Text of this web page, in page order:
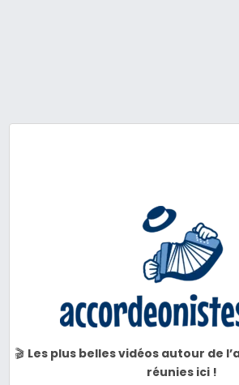
🎬 Les plus belles vidéos autour de
réunies ici !